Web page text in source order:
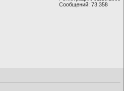
Сообщений: 73,358